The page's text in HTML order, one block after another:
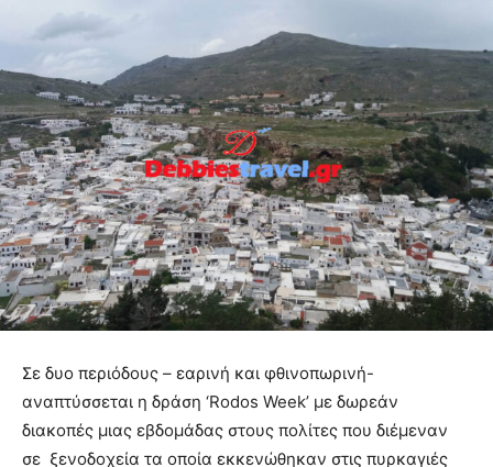
Σε δυο περιόδους – εαρινή και φθινοπωρινή-
αναπτύσσεται η δράση ‘Rodos Week’ με δωρεάν
διακοπές μιας εβδομάδας στους πολίτες που διέμεναν
σε ξενοδοχεία τα οποία εκκενώθηκαν στις πυρκαγιές